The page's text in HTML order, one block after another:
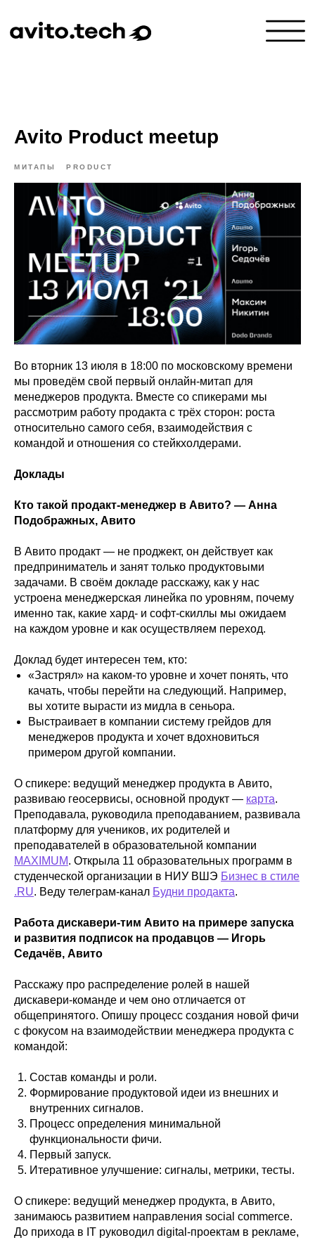
Avito Product meetup
МИТАПЫ PRODUCT
Во вторник 13 июля в 18:00 по московскому времени
мы проведём свой первый онлайн-митап для
менеджеров продукта. Вместе со спикерами мы
рассмотрим работу продакта с трёх сторон: роста
относительно самого себя, взаимодействия с
командой и отношения со стейкхолдерами.
Доклады
Кто такой продакт-менеджер в Авито? — Анна
Подображных, Авито
В Авито продакт — не проджект, он действует как
предприниматель и занят только продуктовыми
задачами. В своём докладе расскажу, как у нас
устроена менеджерская линейка по уровням, почему
именно так, какие хард- и софт-скиллы мы ожидаем
на каждом уровне и как осуществляем переход.
Доклад будет интересен тем, кто:
«Застрял» на каком-то уровне и хочет понять, что
качать, чтобы перейти на следующий. Например,
вы хотите вырасти из мидла в сеньора.
Выстраивает в компании систему грейдов для
менеджеров продукта и хочет вдохновиться
примером другой компании.
О спикере: ведущий менеджер продукта в Авито,
развиваю геосервисы, основной продукт — карта.
Преподавала, руководила преподаванием, развивала
платформу для учеников, их родителей и
преподавателей в образовательной компании
MAXIMUM. Открыла 11 образовательных программ в
студенческой организации в НИУ ВШЭ Бизнес в стиле
.RU. Веду телеграм-канал Будни продакта.
Работа дискавери-тим Авито на примере запуска
и развития подписок на продавцов — Игорь
Седачёв, Авито
Расскажу про распределение ролей в нашей
дискавери-команде и чем оно отличается от
общепринятого. Опишу процесс создания новой фичи
с фокусом на взаимодействии менеджера продукта с
командой:
Состав команды и роли.
Формирование продуктовой идеи из внешних и
внутренних сигналов.
Процесс определения минимальной
функциональности фичи.
Первый запуск.
Итеративное улучшение: сигналы, метрики, тесты.
О спикере: ведущий менеджер продукта, в Авито,
занимаюсь развитием направления social commerce.
До прихода в IT руководил digital-проектам в рекламе,